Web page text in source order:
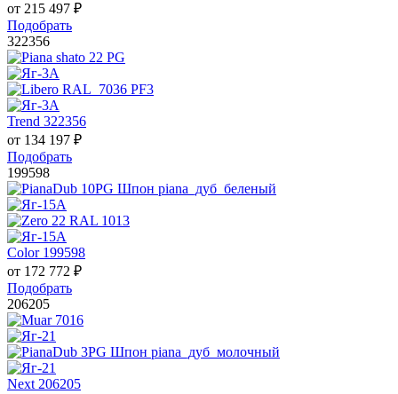
от 215 497 ₽
Подобрать
322356
Trend 322356
от 134 197 ₽
Подобрать
199598
Color 199598
от 172 772 ₽
Подобрать
206205
Next 206205